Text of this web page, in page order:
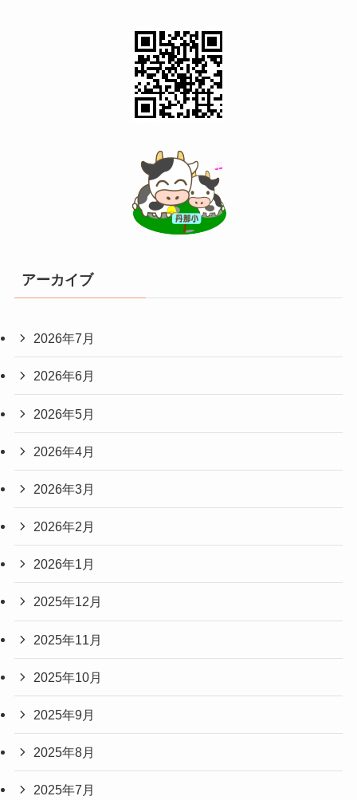
アーカイブ
2026年7月
2026年6月
2026年5月
2026年4月
2026年3月
2026年2月
2026年1月
2025年12月
2025年11月
2025年10月
2025年9月
2025年8月
2025年7月